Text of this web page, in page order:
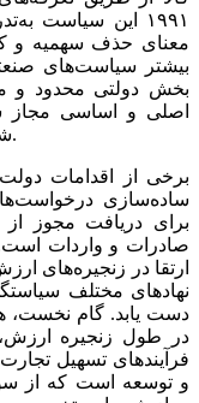
۱۹۹۱ این سیاست
معنای حذف سهمیه و
بیشتر سیاست‌‌‌های
بخش دولتی محدود و
اصلی و اساسی مجاز
شرکت‌های پیشرو امروزی در هند هموار کرد.
برخی از اقدامات
ساده‌‌‌سازی
برای دریافت مجوز
صادرات و واردات
ارتقا در زنجیره‌‌‌های
نهادهای مختلف
دست یابد. گام نخست،
در طول زنجیره
فرآیندهای تسهیل
و توسعه است که از